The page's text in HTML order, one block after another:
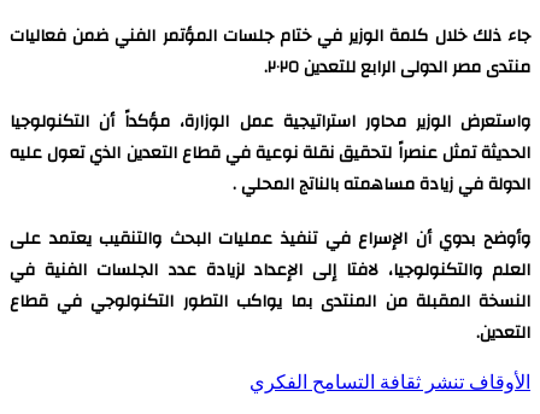
جاء ذلك خلال كلمة الوزير في ختام جلسات المؤتمر الفني ضمن فعاليات
منتدى مصر الدولى الرابع للتعدين ٢٠٢٥.
واستعرض الوزير محاور استراتيجية عمل الوزارة، مؤكداً أن التكنولوجيا
الحديثة تمثل عنصراً لتحقيق نقلة نوعية في قطاع التعدين الذي تعول عليه
الدولة في زيادة مساهمته بالناتج المحلي .
وأوضح بدوي أن الإسراع في تنفيذ عمليات البحث والتنقيب يعتمد على
العلم والتكنولوجيا، لافتا إلى الإعداد لزيادة عدد الجلسات الفنية في
النسخة المقبلة من المنتدى بما يواكب التطور التكنولوجي في قطاع
التعدين.
الأوقاف تنشر ثقافة التسامح الفكري